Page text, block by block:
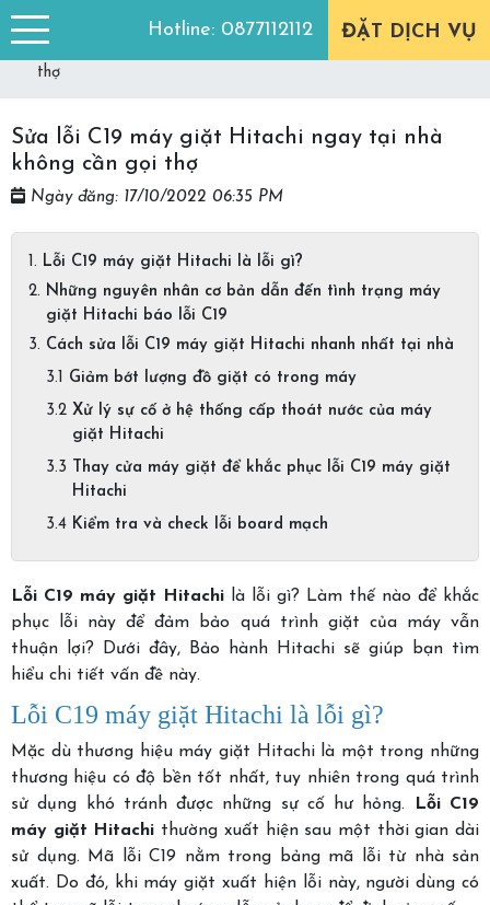
Hotline: 0877112112 ĐẶT DỊCH VỤ
Trang chủ
Góc tư vấn
thợ
Sửa lỗi C19 máy giặt Hitachi ngay tại nhà
không cần gọi thợ
Ngày đăng: 17/10/2022 06:35 PM
Lỗi C19 máy giặt Hitachi là lỗi gì?
Những nguyên nhân cơ bản dẫn đến tình trạng máy
giặt Hitachi báo lỗi C19
Cách sửa lỗi C19 máy giặt Hitachi nhanh nhất tại nhà
Giảm bớt lượng đồ giặt có trong máy
Xử lý sự cố ở hệ thống cấp thoát nước của máy
giặt Hitachi
Thay cửa máy giặt để khắc phục lỗi C19 máy giặt
Hitachi
Kiểm tra và check lỗi board mạch
Lỗi C19 máy giặt Hitachi là lỗi gì? Làm thế nào để khắc
phục lỗi này để đảm bảo quá trình giặt của máy vẫn
thuận lợi? Dưới đây, Bảo hành Hitachi sẽ giúp bạn tìm
hiểu chi tiết vấn đề này.
Lỗi C19 máy giặt Hitachi là lỗi gì?
Mặc dù thương hiệu máy giặt Hitachi là một trong những
thương hiệu có độ bền tốt nhất, tuy nhiên trong quá trình
sử dụng khó tránh được những sự cố hư hỏng.
Lỗi C19
máy giặt Hitachi thường xuất hiện sau một thời gian dài
sử dụng. Mã lỗi C19 nằm trong bảng mã lỗi từ nhà sản
xuất. Do đó, khi máy giặt xuất hiện lỗi này, người dùng có